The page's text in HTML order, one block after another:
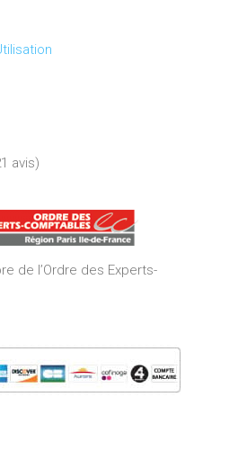
avis)
de l’Ordre des Experts-